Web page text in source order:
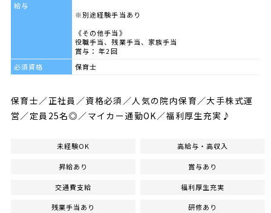
給与
※別途経験手当あり
《その他手当》
役職手当、残業手当、家族手当
賞与： 年2回
必須資格
保育士
保育士／正社員／資格必須／人気の院内保育／大手株式運
営／定員25名◎／マイカー通勤OK／福利厚生充実♪
未経験OK 高給与・高収入
昇給あり 賞与あり
交通費支給 福利厚生充実
残業手当あり 研修あり